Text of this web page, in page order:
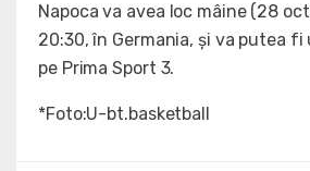
Napoca va avea loc mâine (28
20:30, în Germania, și va putea
pe Prima Sport 3.
*Foto:U-bt.basketball